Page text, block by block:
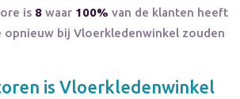
is 8 waar 100% van de klanten heeft
opnieuw bij Vloerkledenwinkel zouden
is Vloerkledenwinkel